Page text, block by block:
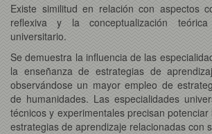
Existe similitud en relación con aspectos
reflexiva y la conceptualización
universitario.
Se demuestra la influencia de las
la enseñanza de estrategias de
observándose un mayor empleo de
de humanidades. Las especialidades
técnicos y experimentales precisan
estrategias de aprendizaje relacionadas con